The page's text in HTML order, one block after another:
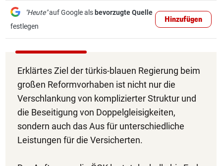
"Heute"auf Google als bevorzugte Quelle
festlegen
Hinzufügen
Erklärtes Ziel der türkis-blauen Regierung beim
großen Reformvorhaben ist nicht nur die
Verschlankung von komplizierter Struktur und
die Beseitigung von Doppelgleisigkeiten,
sondern auch das Aus für unterschiedliche
Leistungen für die Versicherten.